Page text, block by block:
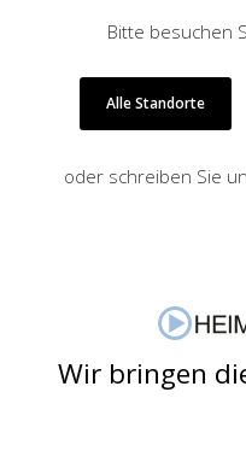
Bitte besuchen
Alle Standorte
oder schreiben Sie
Wir bringen